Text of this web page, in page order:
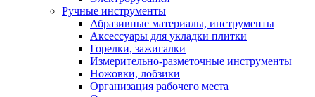
Ручные инструменты
Абразивные материалы, инструменты
Аксессуары для укладки плитки
Горелки, зажигалки
Измерительно-разметочные инструменты
Ножовки, лобзики
Организация рабочего места